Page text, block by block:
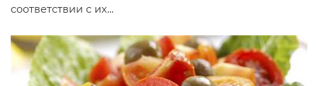
соответствии с их...